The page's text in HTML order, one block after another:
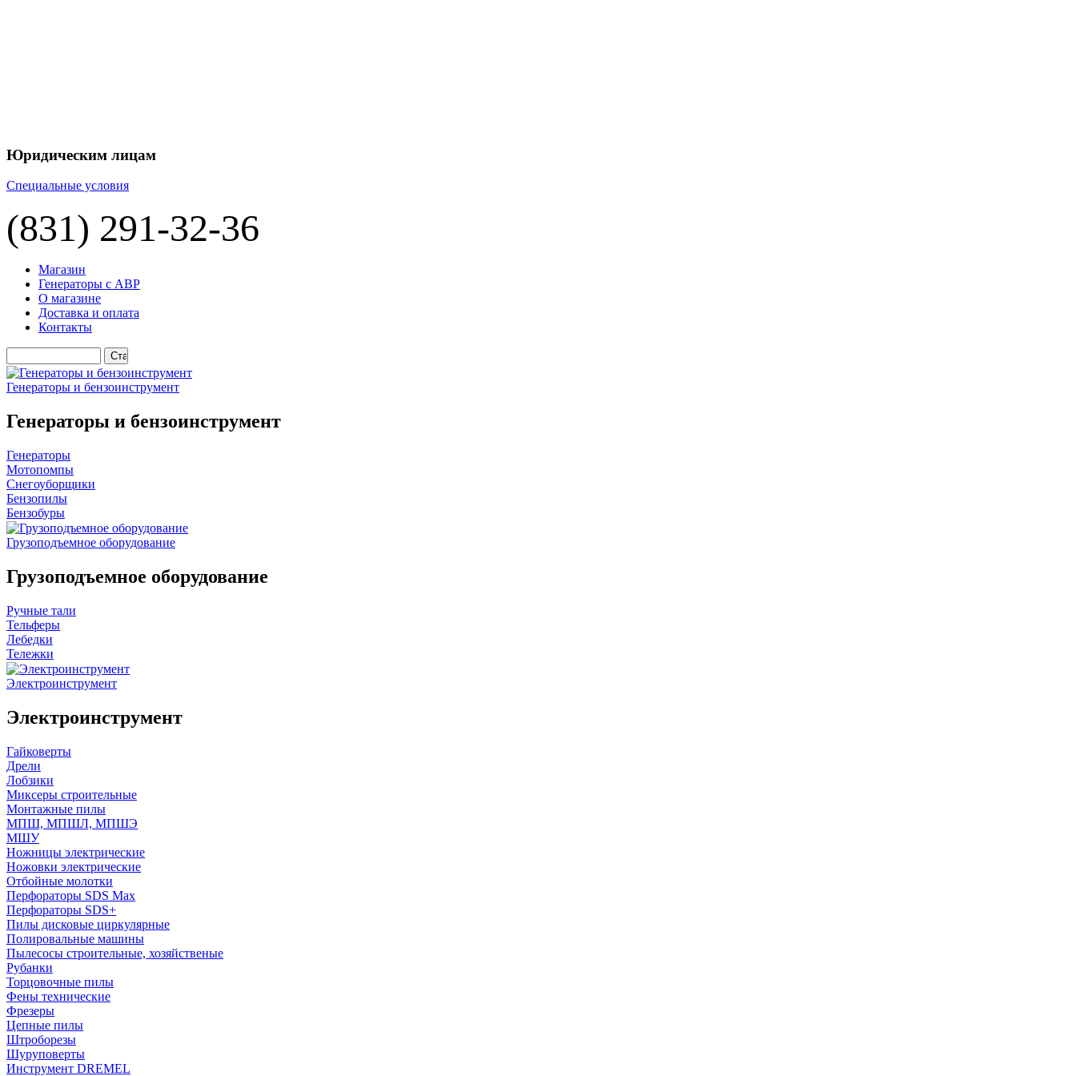
Юридическим лицам
Специальные условия
(831) 291-32-36
Магазин
Генераторы с АВР
О магазине
Доставка и оплата
Контакты
Генераторы и бензоинструмент
Генераторы и бензоинструмент
Генераторы
Мотопомпы
Снегоуборщики
Бензопилы
Бензобуры
Грузоподъемное оборудование
Грузоподъемное оборудование
Ручные тали
Тельферы
Лебедки
Тележки
Электроинструмент
Электроинструмент
Гайковерты
Дрели
Лобзики
Миксеры строительные
Монтажные пилы
МПШ, МПШЛ, МПШЭ
МШУ
Ножницы электрические
Ножовки электрические
Отбойные молотки
Перфораторы SDS Max
Перфораторы SDS+
Пилы дисковые циркулярные
Полировальные машины
Пылесосы строительные, хозяйственые
Рубанки
Торцовочные пилы
Фены технические
Фрезеры
Цепные пилы
Штроборезы
Шуруповерты
Инструмент DREMEL